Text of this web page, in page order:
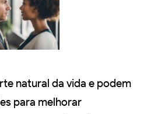
natural da vida e podem
para melhorar